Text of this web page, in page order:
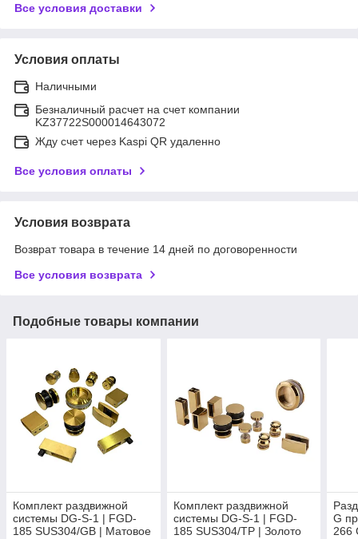
Все условия доставки
Условия оплаты
Наличными
Безналичный расчет на счет компании
KZ37722S000014643072
Жду счет через Kaspi QR удаленно
Все условия оплаты
Условия возврата
Возврат товара в течение 14 дней по договоренности
Все условия возврата
Подобные товары компании
Комплект раздвижной
системы DG-S-1 | FGD-
185 SUS304/GB | Матовое
Комплект раздвижной
системы DG-S-1 | FGD-
185 SUS304/TP | Золото
G
266